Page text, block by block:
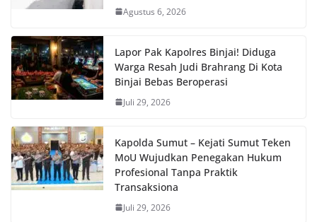
Agustus 6, 2026
Lapor Pak Kapolres Binjai! Diduga
Warga Resah Judi Brahrang Di Kota
Binjai Bebas Beroperasi
Juli 29, 2026
Kapolda Sumut – Kejati Sumut Teken
MoU Wujudkan Penegakan Hukum
Profesional Tanpa Praktik
Transaksiona
Juli 29, 2026